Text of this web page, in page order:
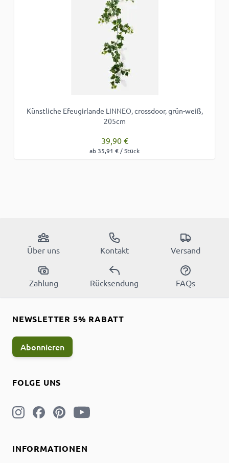
Künstliche Efeugirlande LINNEO, crossdoor, grün-weiß,
205cm
39,90 €
ab 35,91 € / Stück
Über uns Kontakt Versand
Zahlung Rücksendung FAQs
INFORMATIONEN
FOLGE UNS
NEWSLETTER 5% RABATT
Abonnieren